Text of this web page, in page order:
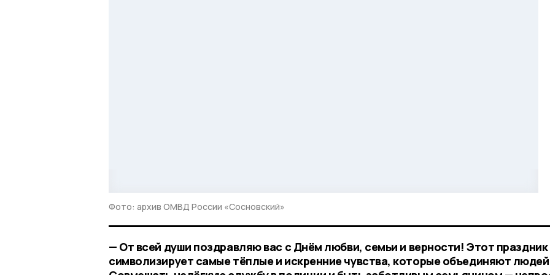
Фото: архив ОМВД России «Сосновский»
— От всей души поздравляю вас с Днём любви, семьи и верности! Этот праздник
символизирует самые тёплые и искренние чувства, которые объединяют